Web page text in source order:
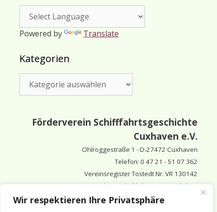
Wir respektieren Ihre Privatsphäre
Powered by Translate
Kategorien
Förderverein Schifffahrtsgeschichte
Cuxhaven e.V.
Ohlroggestraße 1 - D-27472 Cuxhaven
Telefon: 0 47 21 - 51 07 362
Vereinsregister Tostedt Nr. VR 130142
Vorsitzender & inhaltlich Verantwortlicher:
Horst Huthsfeldt